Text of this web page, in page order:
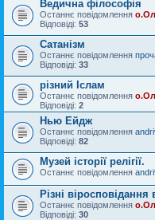
Ведична філософія
Останнє повідомлення
Відповіді: 53
Сатанізм
Останнє повідомлення
Відповіді: 33
різний Іслам
Останнє повідомлення
Відповіді: 2
Нью Ейдж
Останнє повідомлення
Відповіді: 82
Музей історії релігії.
Останнє повідомлення
Різні віросповідання
Останнє повідомлення
Відповіді: 30